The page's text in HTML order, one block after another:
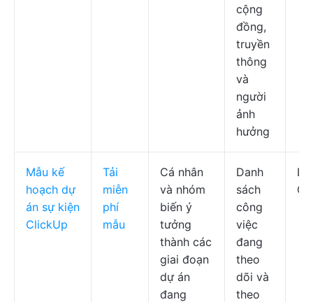
cộng
đồng,
truyền
thông
và
người
ảnh
hưởng
Mẫu kế
hoạch dự
án sự kiện
ClickUp
Tải
miễn
phí
mẫu
Cá nhân
và nhóm
biến ý
tưởng
thành các
giai đoạn
dự án
đang
Danh
sách
công
việc
đang
theo
dõi và
theo